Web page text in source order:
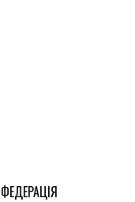
ФЕДЕРАЦІЯ